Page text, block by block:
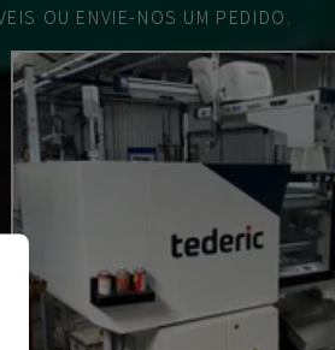
OU ENVIE-NOS UM PEDIDO.